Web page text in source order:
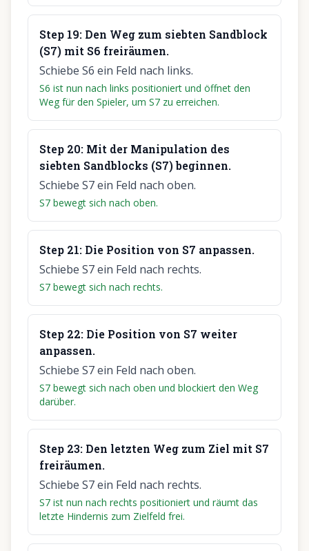
Step 19: Den Weg zum siebten Sandblock
(S7) mit S6 freiräumen.
Schiebe S6 ein Feld nach links.
S6 ist nun nach links positioniert und öffnet den
Weg für den Spieler, um S7 zu erreichen.
Step 20: Mit der Manipulation des
siebten Sandblocks (S7) beginnen.
Schiebe S7 ein Feld nach oben.
S7 bewegt sich nach oben.
Step 21: Die Position von S7 anpassen.
Schiebe S7 ein Feld nach rechts.
S7 bewegt sich nach rechts.
Step 22: Die Position von S7 weiter
anpassen.
Schiebe S7 ein Feld nach oben.
S7 bewegt sich nach oben und blockiert den Weg
darüber.
Step 23: Den letzten Weg zum Ziel mit S7
freiräumen.
Schiebe S7 ein Feld nach rechts.
S7 ist nun nach rechts positioniert und räumt das
letzte Hindernis zum Zielfeld frei.